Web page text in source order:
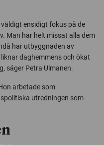
ensidigt fokus på de
Man har helt missat alla dem
har utbyggnaden av
daghemmens och ökat
säger Petra Ulmanen.
arbetade som
utredningen som